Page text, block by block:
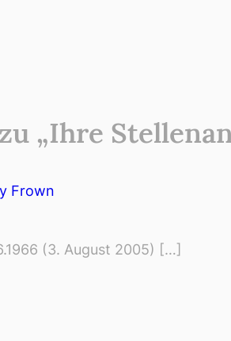
„Ihre
Frown
(3. August 2005) […]